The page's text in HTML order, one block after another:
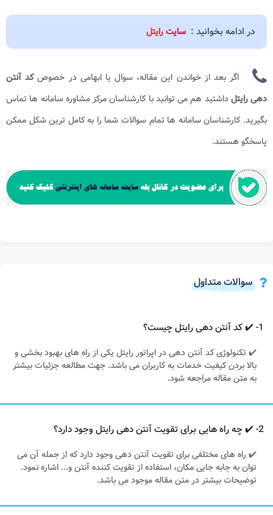
در ادامه بخوانید : سایت رایتل
اگر بعد از خواندن این مقاله، سوال یا ابهامی در خصوص کد آنتن
دهی رایتلداشتید هم می توانید با کارشناسان مرکز مشاوره سامانه ها تماس
بگیرید. کارشناسان سامانه ها تمام سوالات شما را به کامل ترین شکل ممکن
پاسخگو هستند.
سوالات متداول
1- ✔️ کد آنتن دهی رایتل چیست؟
✔️ تکنولوژی کد آنتن دهی در اپراتور رایتل یکی از راه های بهبود بخشی و
بالا بردن کیفیت خدمات به کاربران می باشد. جهت مطالعه جزئیات بیشتر
به متن مقاله مراجعه شود.
2- ✔️ چه راه هایی برای تقویت آنتن دهی رایتل وجود دارد؟
✔️ راه های مختلفی برای تقویت آنتن دهی وجود دارد که از جمله آن می
توان به جابه جایی مکان، استفاده از تقویت کننده آنتن و... اشاره نمود.
توضیحات بیشتر در متن مقاله موجود می باشد.